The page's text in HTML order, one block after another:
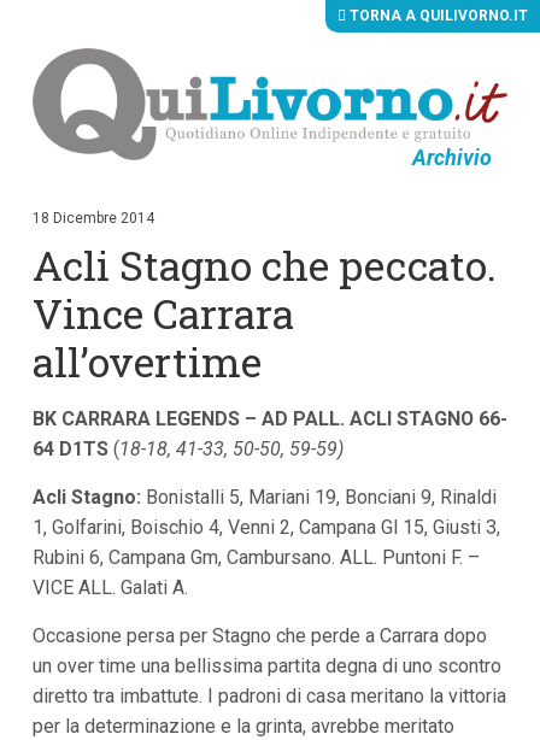
Archivio
i
c
n
e
n
t
p
i
n
c
p
i
V
i
a
TORNA A QUILIVORNO.IT
18 Dicembre 2014
Acli Stagno che peccato.
Vince Carrara
all’overtime
BK CARRARA LEGENDS – AD PALL. ACLI STAGNO 66-
64 D1TS(18-18, 41-33, 50-50, 59-59)
Acli Stagno: Bonistalli 5, Mariani 19, Bonciani 9, Rinaldi
1, Golfarini, Boischio 4, Venni 2, Campana Gl 15, Giusti 3,
Rubini 6, Campana Gm, Cambursano. ALL. Puntoni F. –
VICE ALL. Galati A.
Occasione persa per Stagno che perde a Carrara dopo
un over time una bellissima partita degna di uno scontro
diretto tra imbattute. I padroni di casa meritano la vittoria
per la determinazione e la grinta, avrebbe meritato